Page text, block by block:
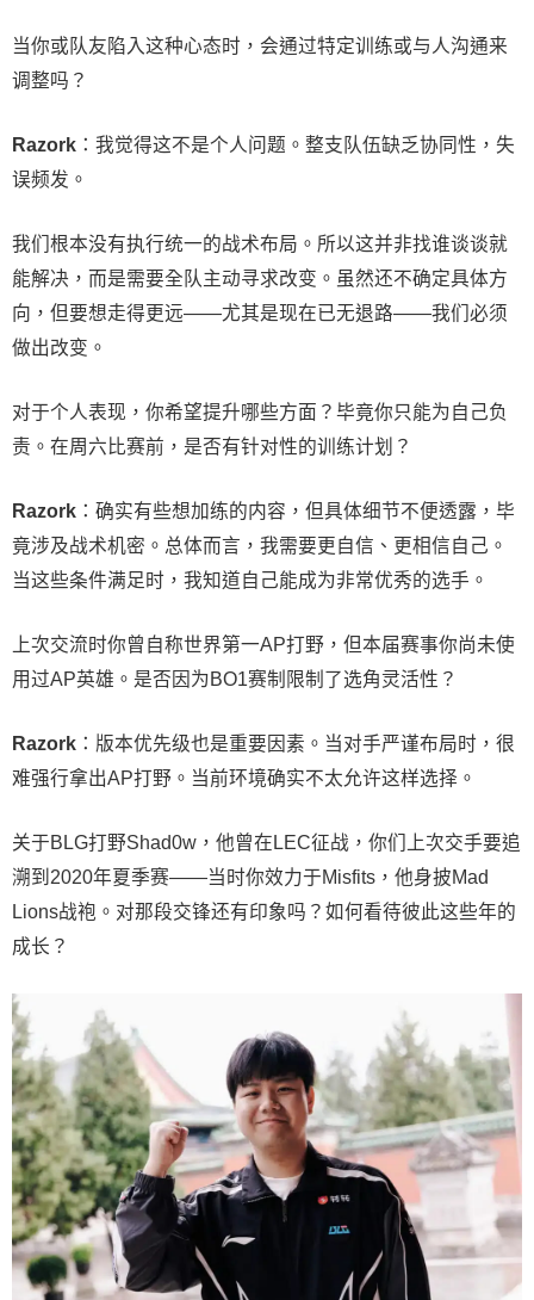
当你或队友陷入这种心态时，会通过特定训练或与人沟通来
调整吗？
Razork ：我觉得这不是个人问题。整支队伍缺乏协同性，失
误频发。
我们根本没有执行统一的战术布局。所以这并非找谁谈谈就
能解决，而是需要全队主动寻求改变。虽然还不确定具体方
向，但要想走得更远——尤其是现在已无退路——我们必须
做出改变。
对于个人表现，你希望提升哪些方面？毕竟你只能为自己负
责。在周六比赛前，是否有针对性的训练计划？
Razork ：确实有些想加练的内容，但具体细节不便透露，毕
竟涉及战术机密。总体而言，我需要更自信、更相信自己。
当这些条件满足时，我知道自己能成为非常优秀的选手。
上次交流时你曾自称世界第一AP打野，但本届赛事你尚未使
用过AP英雄。是否因为BO1赛制限制了选角灵活性？
Razork ：版本优先级也是重要因素。当对手严谨布局时，很
难强行拿出AP打野。当前环境确实不太允许这样选择。
关于BLG打野Shad0w，他曾在LEC征战，你们上次交手要追
溯到2020年夏季赛——当时你效力于Misfits，他身披Mad
Lions战袍。对那段交锋还有印象吗？如何看待彼此这些年的
成长？